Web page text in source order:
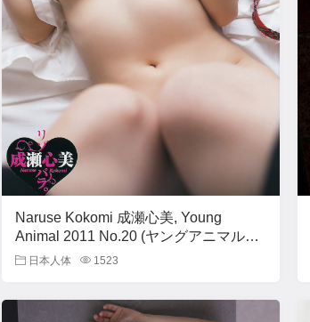
Naruse Kokomi 成瀬心美, Young
Animal 2011 No.20 (ヤングアニマル
2011年20号)
日本人体 1523